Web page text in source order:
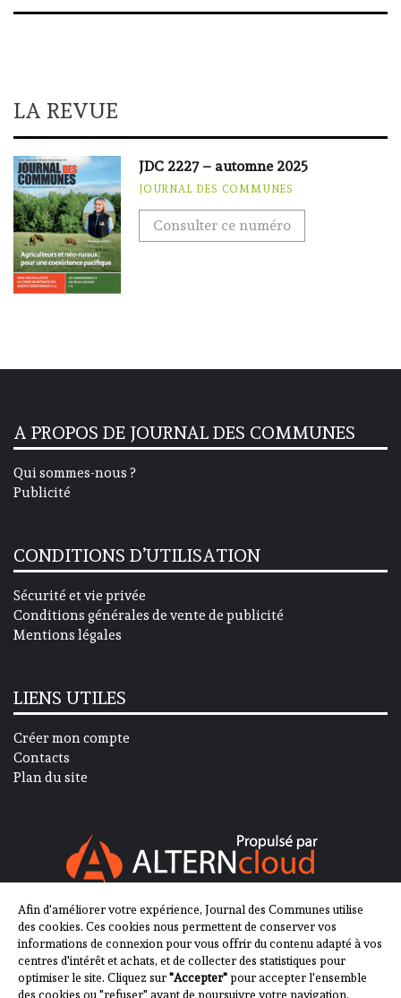
LA REVUE
JDC 2227 – automne 2025
JOURNAL DES COMMUNES
Consulter ce numéro
A PROPOS DE JOURNAL DES COMMUNES
Qui sommes-nous ?
Publicité
CONDITIONS D’UTILISATION
Sécurité et vie privée
Conditions générales de vente de publicité
Mentions légales
LIENS UTILES
Créer mon compte
Contacts
Plan du site
SUIVEZ-NOUS SUR
Afin d'améliorer votre expérience, Journal des Communes utilise
des cookies. Ces cookies nous permettent de conserver vos
informations de connexion pour vous offrir du contenu adapté à vos
centres d'intérêt et achats, et de collecter des statistiques pour
optimiser le site. Cliquez sur"Accepter"pour accepter l'ensemble
des cookies ou "refuser" avant de poursuivre votre navigation.